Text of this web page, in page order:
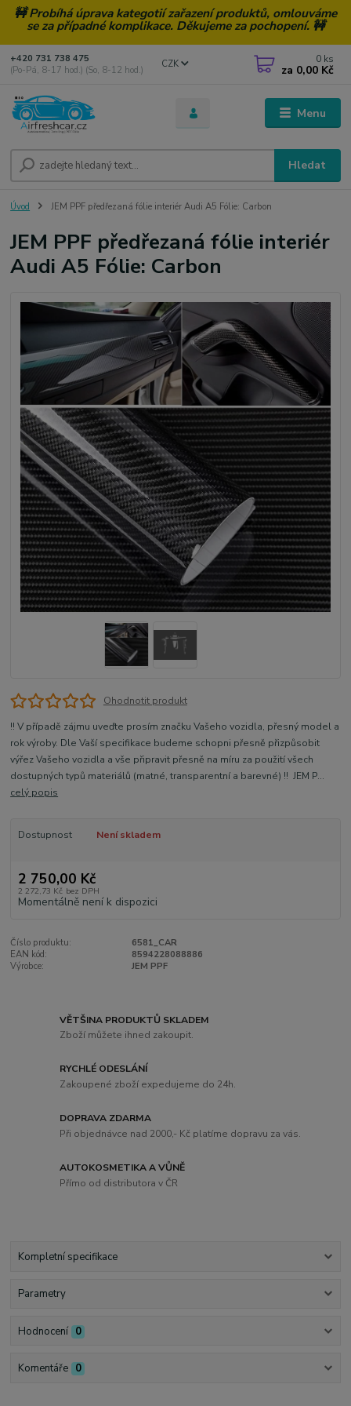
🚧 Probíhá úprava kategotií zařazení produktů, omlouváme
se za případné komplikace. Děkujeme za pochopení. 🚧
Menu
CZK
Hledat
+420 731 738 475
(Po-Pá, 8-17 hod.) (So, 8-12 hod.)
0 ks
za 0,00 Kč
Úvod JEM PPF předřezaná fólie interiér Audi A5 Fólie: Carbon
JEM PPF předřezaná fólie interiér
Audi A5 Fólie: Carbon
Ohodnotit produkt
!! V případě zájmu uveďte prosím značku Vašeho vozidla, přesný model a
rok výroby. Dle Vaší specifikace budeme schopni přesně přizpůsobit
výřez Vašeho vozidla a vše připravit přesně na míru za použití všech
dostupných typů materiálů (matné, transparentní a barevné) !! JEM P...
celý popis
Dostupnost Není skladem
2 750,00 Kč
2 272,73 Kč bez DPH
Momentálně není k dispozici
Číslo produktu:
6581_CAR
EAN kód:
8594228088886
Výrobce:
JEM PPF
VĚTŠINA PRODUKTŮ SKLADEM
Zboží můžete ihned zakoupit.
RYCHLÉ ODESLÁNÍ
Zakoupené zboží expedujeme do 24h.
DOPRAVA ZDARMA
Při objednávce nad 2000,- Kč platíme dopravu za vás.
AUTOKOSMETIKA A VŮNĚ
Přímo od distributora v ČR
Kompletní specifikace
Parametry
Hodnocení 0
Komentáře 0